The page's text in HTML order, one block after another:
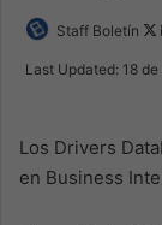
Staff Boletín
Last Updated: 18
Los Drivers
en Business